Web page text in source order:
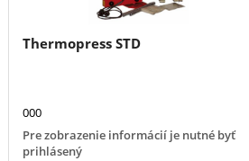
Thermopress STD
000
Pre zobrazenie informácií je nutné byť
prihlásený